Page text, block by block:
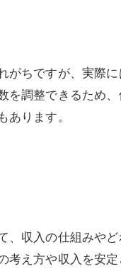
ちですが、実際
を調整できるため
ります。
収入の仕組みや
え方や収入を安